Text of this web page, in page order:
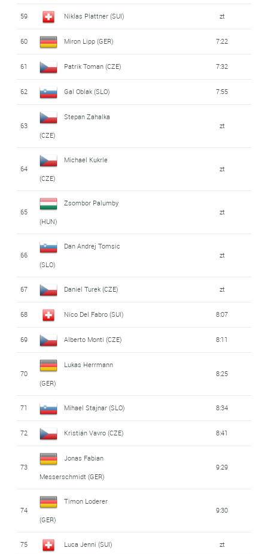
59 Niklas Plattner (SUI) zt
60 Miron Lipp (GER) 7:22
61 Patrik Toman (CZE) 7:32
62 Gal Oblak (SLO) 7:55
63
Stepan Zahalka
(CZE)
zt
64
Michael Kukrle
(CZE)
zt
65
Zsombor Palumby
(HUN)
zt
66
Dan Andrej Tomsic
(SLO)
zt
67 Daniel Turek (CZE) zt
68 Nico Del Fabro (SUI) 8:07
69 Alberto Monti (CZE) 8:11
70
Lukas Herrmann
(GER)
8:25
71 Mihael Stajnar (SLO) 8:34
72 Kristián Vavro (CZE) 8:41
73
Jonas Fabian
Messerschmidt (GER)
9:29
74
Timon Loderer
(GER)
9:30
75 Luca Jenni (SUI) zt